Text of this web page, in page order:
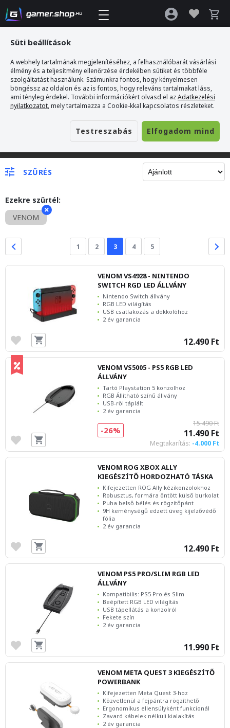
SZŰRÉS
Ezekre szűrtél:
VENOM
1 2 3 4 5
VENOM VS4928 - NINTENDO
SWITCH RGD LED ÁLLVÁNY
Nintendo Switch állvány
RGB LED világítás
USB csatlakozás a dokkolóhoz
2 év garancia
12.490 Ft
VENOM VS5005 - PS5 RGB LED
ÁLLVÁNY
Tartó Playstation 5 konzolhoz
RGB Állítható színű állvány
USB-ről táplált
2 év garancia
15.490 Ft
11.490 Ft
Megtakarítás: -4.000 Ft
-26%
VENOM ROG XBOX ALLY
KIEGÉSZÍTŐ HORDOZHATÓ TÁSKA
Kifejezetten ROG Ally kézikonzolokhoz
Robusztus, formára öntött külső burkolat
Puha belső bélés és rögzítőpánt
9H keménységű edzett üveg kijelzővédő
fólia
2 év garancia
12.490 Ft
VENOM PS5 PRO/SLIM RGB LED
ÁLLVÁNY
Kompatibilis: PS5 Pro és Slim
Beépített RGB LED világítás
USB tápellátás a konzolról
Fekete szín
2 év garancia
11.990 Ft
VENOM META QUEST 3 KIEGÉSZÍTŐ
POWERBANK
Kifejezetten Meta Quest 3-hoz
Közvetlenül a fejpántra rögzíthető
Ergonomikus ellensúlyként funkcionál
Zavaró kábelek nélküli kialakítás
2 év garancia
Süti beállítások
A webhely tartalmának megjelenítéséhez, a felhasználóbarát vásárlási
élmény és a teljesítmény ellenőrzése érdekében sütiket és többféle
szolgáltatást használunk. Számunkra fontos, hogy kényelmesen
böngéssz az oldalon és az is fontos, hogy releváns tartalmakat láss,
ami tényleg érdekel. További információkért olvasd el azAdatkezelési
nyilatkozatot, mely tartalmazza a Cookie-kkal kapcsolatos részleteket.
Testreszabás Elfogadom mind